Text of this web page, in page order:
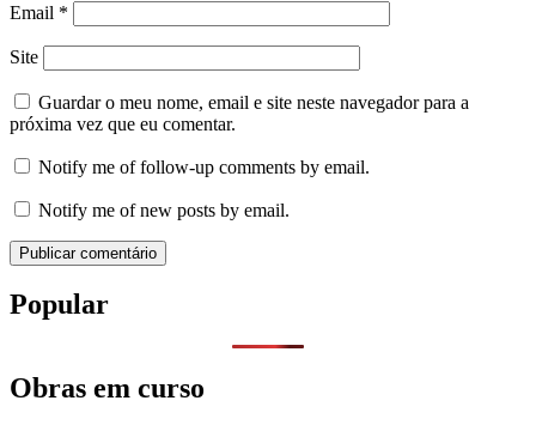
Email *
Site
Guardar o meu nome, email e site neste navegador para a
próxima vez que eu comentar.
Notify me of follow-up comments by email.
Notify me of new posts by email.
Popular
Obras em curso